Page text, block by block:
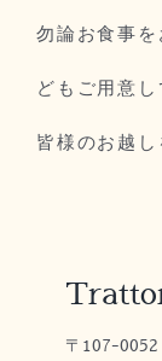
勿論お食事
どもご用意し
皆様のお越し
〒107-0052